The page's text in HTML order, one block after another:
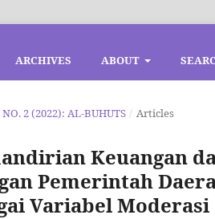
ARCHIVES ABOUT
2 (2022): AL-BUHUTS / Articles
Keuangan
Pemerintah
Variabel Moderasi